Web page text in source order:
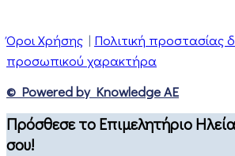
Όροι Χρήσης | Πολιτική προστασίας
προσωπικού χαρακτήρα
© Powered by Knowledge AE
Πρόσθεσε το Επιμελητήριο
σου!